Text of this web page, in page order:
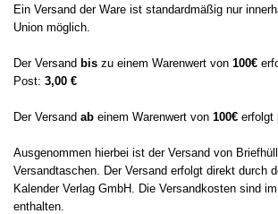
Ein Versand der Ware ist standardmäßig nur
Union möglich.
Der Versand bis zu einem Warenwert von 100€
Post: 3,00 €
Der Versand ab einem Warenwert von 100€ erfolgt
Ausgenommen hierbei ist der Versand von
Versandtaschen. Der Versand erfolgt direkt durch
Kalender Verlag GmbH. Die Versandkosten sind
enthalten.